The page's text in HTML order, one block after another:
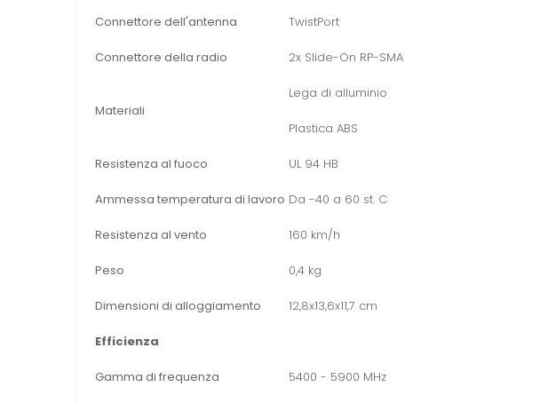
Connettore dell'antenna TwistPort
Connettore della radio 2x Slide-On RP-SMA
Materiali
Lega di alluminio
Plastica ABS
Resistenza al fuoco UL 94 HB
Ammessa temperatura di lavoro Da -40 a 60 st. C
Resistenza al vento 160 km/h
Peso 0,4 kg
Dimensioni di alloggiamento 12,8x13,6x11,7 cm
Efficienza
Gamma di frequenza 5400 - 5900 MHz